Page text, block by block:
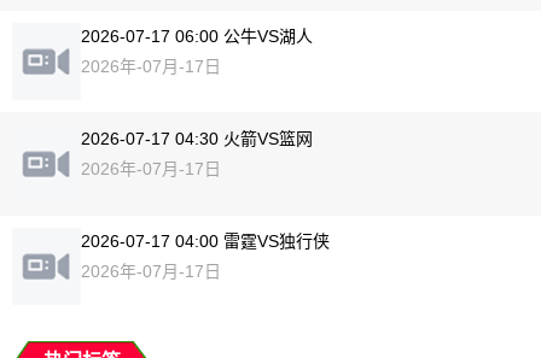
2026-07-17 06:00 公牛VS湖人
2026年-07月-17日
2026-07-17 04:30 火箭VS篮网
2026年-07月-17日
2026-07-17 04:00 雷霆VS独行侠
2026年-07月-17日